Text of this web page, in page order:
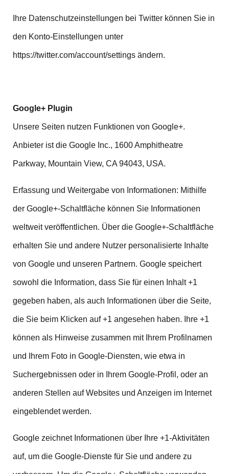
Ihre Datenschutzeinstellungen bei Twitter können Sie in
den Konto-Einstellungen unter
https://twitter.com/account/settings ändern.
Google+ Plugin
Unsere Seiten nutzen Funktionen von Google+.
Anbieter ist die Google Inc., 1600 Amphitheatre
Parkway, Mountain View, CA 94043, USA.
Erfassung und Weitergabe von Informationen: Mithilfe
der Google+-Schaltfläche können Sie Informationen
weltweit veröffentlichen. Über die Google+-Schaltfläche
erhalten Sie und andere Nutzer personalisierte Inhalte
von Google und unseren Partnern. Google speichert
sowohl die Information, dass Sie für einen Inhalt +1
gegeben haben, als auch Informationen über die Seite,
die Sie beim Klicken auf +1 angesehen haben. Ihre +1
können als Hinweise zusammen mit Ihrem Profilnamen
und Ihrem Foto in Google-Diensten, wie etwa in
Suchergebnissen oder in Ihrem Google-Profil, oder an
anderen Stellen auf Websites und Anzeigen im Internet
eingeblendet werden.
Google zeichnet Informationen über Ihre +1-Aktivitäten
auf, um die Google-Dienste für Sie und andere zu